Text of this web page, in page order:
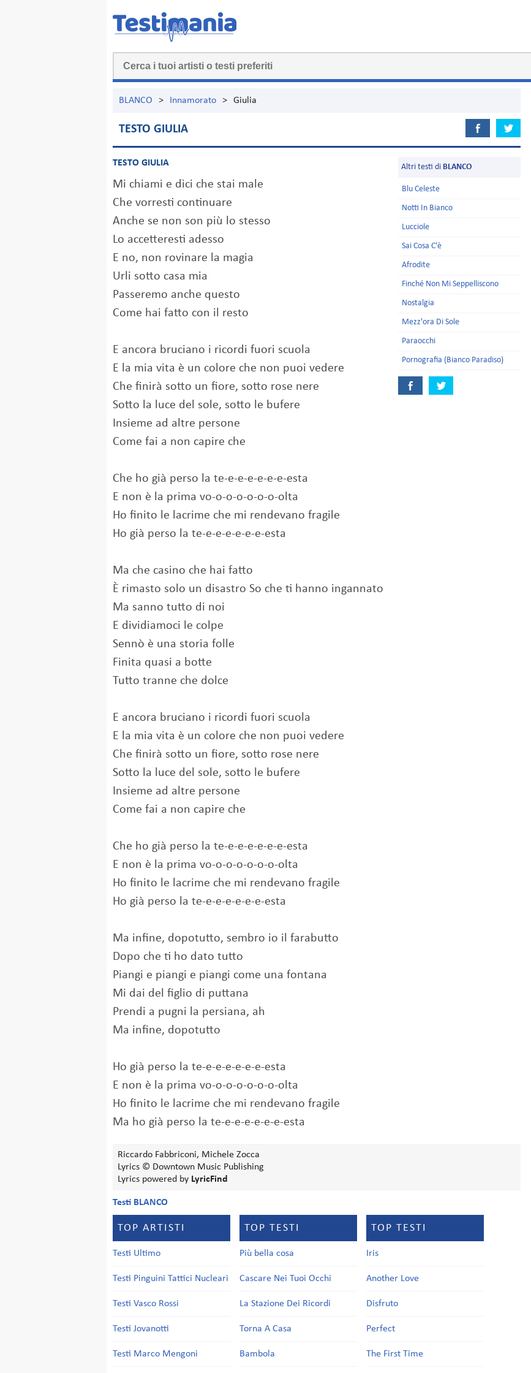
BLANCO > Innamorato > Giulia
TESTO GIULIA
TESTO GIULIA
Mi chiami e dici che stai male
Che vorresti continuare
Anche se non son più lo stesso
Lo accetteresti adesso
E no, non rovinare la magia
Urli sotto casa mia
Passeremo anche questo
Come hai fatto con il resto
E ancora bruciano i ricordi fuori scuola
E la mia vita è un colore che non puoi vedere
Che finirà sotto un fiore, sotto rose nere
Sotto la luce del sole, sotto le bufere
Insieme ad altre persone
Come fai a non capire che
Che ho già perso la te-e-e-e-e-e-e-esta
E non è la prima vo-o-o-o-o-o-o-olta
Ho finito le lacrime che mi rendevano fragile
Ho già perso la te-e-e-e-e-e-e-esta
Ma che casino che hai fatto
È rimasto solo un disastro So che ti hanno ingannato
Ma sanno tutto di noi
E dividiamoci le colpe
Sennò è una storia folle
Finita quasi a botte
Tutto tranne che dolce
E ancora bruciano i ricordi fuori scuola
E la mia vita è un colore che non puoi vedere
Che finirà sotto un fiore, sotto rose nere
Sotto la luce del sole, sotto le bufere
Insieme ad altre persone
Come fai a non capire che
Che ho già perso la te-e-e-e-e-e-e-esta
E non è la prima vo-o-o-o-o-o-o-olta
Ho finito le lacrime che mi rendevano fragile
Ho già perso la te-e-e-e-e-e-e-esta
Ma infine, dopotutto, sembro io il farabutto
Dopo che ti ho dato tutto
Piangi e piangi e piangi come una fontana
Mi dai del figlio di puttana
Prendi a pugni la persiana, ah
Ma infine, dopotutto
Ho già perso la te-e-e-e-e-e-e-esta
E non è la prima vo-o-o-o-o-o-o-olta
Ho finito le lacrime che mi rendevano fragile
Ma ho già perso la te-e-e-e-e-e-e-esta
Altri testi di BLANCO
Blu Celeste
Notti In Bianco
Lucciole
Sai Cosa C'è
Afrodite
Finché Non Mi Seppelliscono
Nostalgia
Mezz'ora Di Sole
Paraocchi
Pornografia (Bianco Paradiso)
Riccardo Fabbriconi, Michele Zocca
Lyrics © Downtown Music Publishing
Lyrics powered by LyricFind
Testi BLANCO
TOP ARTISTI
Testi Ultimo
Testi Pinguini Tattici Nucleari
Testi Vasco Rossi
Testi Jovanotti
Testi Marco Mengoni
TOP TESTI
Più bella cosa
Cascare Nei Tuoi Occhi
La Stazione Dei Ricordi
Torna A Casa
Bambola
TOP TESTI
Iris
Another Love
Disfruto
Perfect
The First Time